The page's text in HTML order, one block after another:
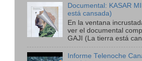
Documental: KASAR
está cansada)
En la ventana
ver el documental
GAJI (La tierra está
Informe Telenoche